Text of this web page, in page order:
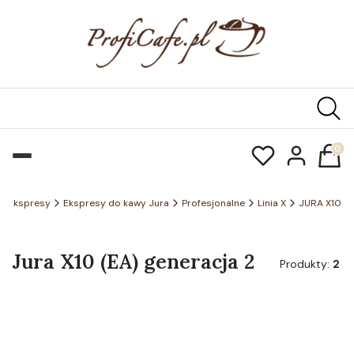
Ekspresy Ekspresy do kawy Jura Profesjonalne Linia X JURA X10
Jura X10 (EA) generacja 2 Produkty: 2